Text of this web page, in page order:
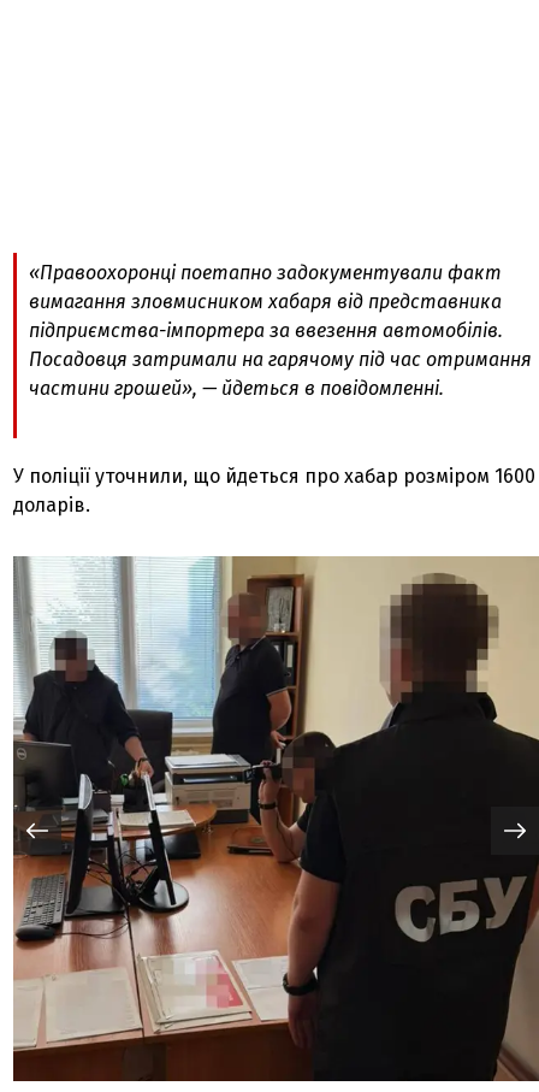
«Правоохоронці поетапно задокументували факт
вимагання зловмисником хабаря від представника
підприємства-імпортера за ввезення автомобілів.
Посадовця затримали на гарячому під час отримання
частини грошей», — йдеться в повідомленні.
У поліції уточнили, що йдеться про хабар розміром 1600
доларів.